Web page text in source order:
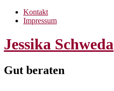
Kontakt
Impressum
Jessika Schweda
Gut beraten